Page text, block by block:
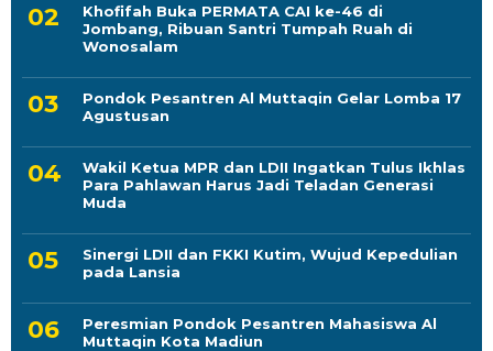
Khofifah Buka PERMATA CAI ke-46 di
Jombang, Ribuan Santri Tumpah Ruah di
Wonosalam
Pondok Pesantren Al Muttaqin Gelar Lomba 17
Agustusan
Wakil Ketua MPR dan LDII Ingatkan Tulus Ikhlas
Para Pahlawan Harus Jadi Teladan Generasi
Muda
Sinergi LDII dan FKKI Kutim, Wujud Kepedulian
pada Lansia
Peresmian Pondok Pesantren Mahasiswa Al
Muttaqin Kota Madiun